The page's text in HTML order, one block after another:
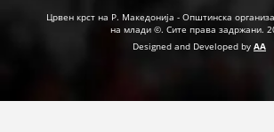
Црвен крст на Р. Македонија - Општинска
на млади ©. Сите права задржани.
Designed and Developed by AA